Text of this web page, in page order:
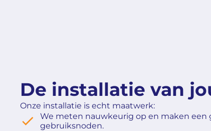
De installatie van
Onze installatie is echt maatwerk:
We meten nauwkeurig op en maken een
gebruiksnoden.